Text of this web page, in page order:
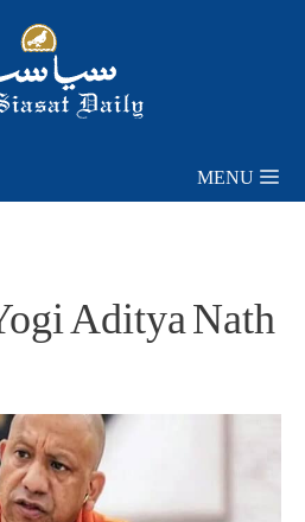
MENU
Aditya Nath